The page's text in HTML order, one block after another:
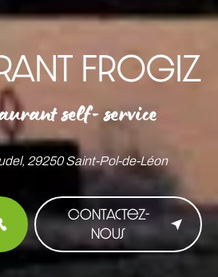
Frogiz
self- service
29250 Saint-Pol-de-Léon
Contactez-
nous